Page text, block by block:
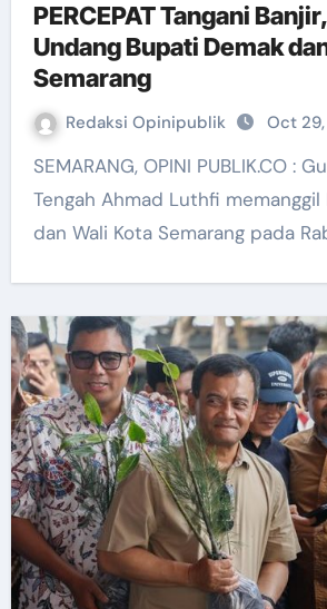
PERCEPAT Tangani Banjir, Lutfhi
Undang Bupati Demak
Semarang
Redaksi Opinipublik Oct
SEMARANG, OPINI PUBLIK.CO : Gubernur Jawa
Tengah Ahmad Luthfi
dan Wali Kota Semarang pada